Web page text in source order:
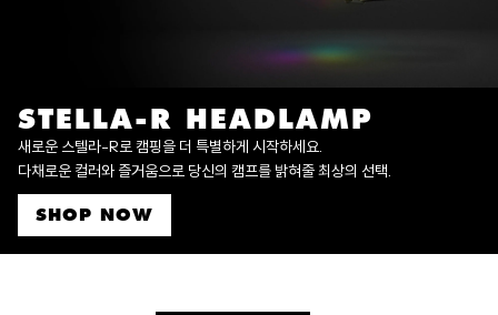
STELLA-R HEADLAMP
새로운 스텔라-R로 캠핑을 더 특별하게 시작하세요.
다채로운 컬러와 즐거움으로 당신의 캠프를 밝혀줄 최상의 선택.
SHOP NOW